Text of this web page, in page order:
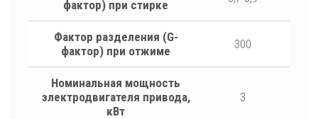
фактор) при стирке
Фактор разделения (G-
фактор) при отжиме
300
Номинальная мощность
электродвигателя привода,
кВт
3